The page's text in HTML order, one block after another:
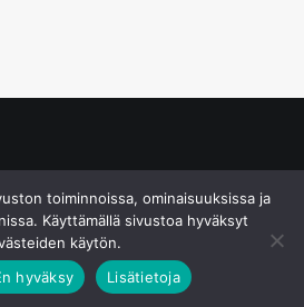
toiminnoissa, ominaisuuksissa ja
Käyttämällä sivustoa hyväksyt
käytön.
hyväksy Lisätietoja